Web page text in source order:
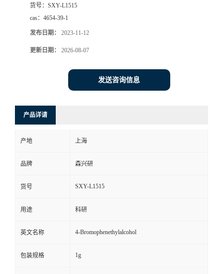
货号： SXY-L1515
cas： 4654-39-1
发布日期： 2023-11-12
更新日期： 2026-08-07
发送咨询信息
产品详请
产地 上海
品牌 森兴研
货号 SXY-L1515
用途 科研
英文名称 4-Bromophenethylalcohol
包装规格 1g